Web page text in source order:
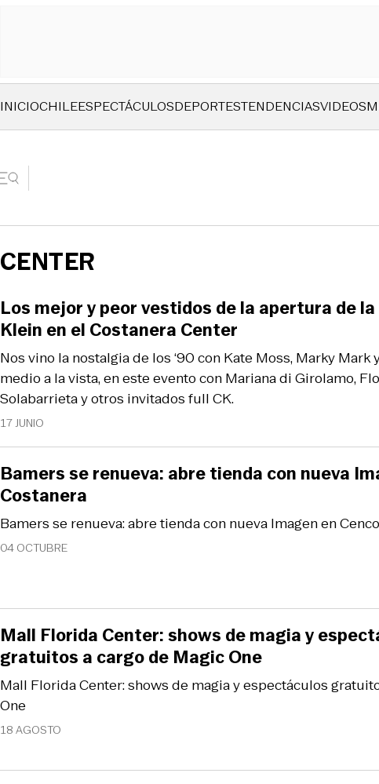
INICIOCHILEESPECTÁCULOSDEPORTESTENDENCIASVIDEOS
CENTER
17 JUNIO
Nos vino la nostalgia de los ‘90 con Kate Moss, Marky
medio a la vista, en este evento con Mariana di Girolamo,
Solabarrieta y otros invitados full CK.
Los mejor y peor vestidos de la apertura de
Klein en el Costanera Center
04 OCTUBRE
Bamers se renueva: abre tienda con nueva Imagen en
Bamers se renueva: abre tienda con nueva
Costanera
18 AGOSTO
Mall Florida Center: shows de magia y espectáculos
One
Mall Florida Center: shows de magia y
gratuitos a cargo de Magic One